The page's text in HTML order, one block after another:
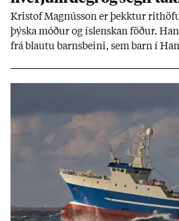
Kri­stof Magnús­son er þekkt­ur
þýska móð­ur og ís­lensk­an föð­ur.
frá blautu barns­beini, sem barn í